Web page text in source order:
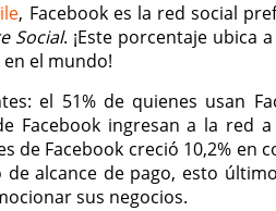
, Facebook es la red social
Social. ¡Este porcentaje ubica
el mundo!
el 51% de quienes usan
Facebook ingresan a la red
de Facebook creció 10,2% en
alcance de pago, esto
sus negocios.